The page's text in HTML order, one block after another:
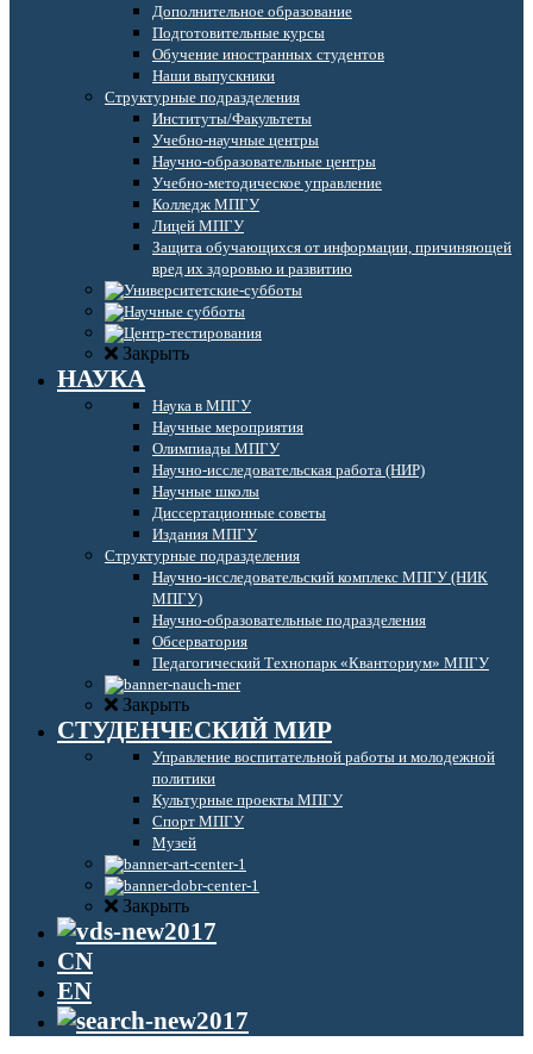
Дополнительное образование
Подготовительные курсы
Обучение иностранных студентов
Наши выпускники
Структурные подразделения
Институты/Факультеты
Учебно-научные центры
Научно-образовательные центры
Учебно-методическое управление
Колледж МПГУ
Лицей МПГУ
Защита обучающихся от информации, причиняющей
вред их здоровью и развитию
Закрыть
НАУКА
Наука в МПГУ
Научные мероприятия
Олимпиады МПГУ
Научно-исследовательская работа (НИР)
Научные школы
Диссертационные советы
Издания МПГУ
Структурные подразделения
Научно-исследовательский комплекс МПГУ (НИК
МПГУ)
Научно-образовательные подразделения
Обсерватория
Педагогический Технопарк «Кванториум» МПГУ
Закрыть
СТУДЕНЧЕСКИЙ МИР
Управление воспитательной работы и молодежной
политики
Культурные проекты МПГУ
Спорт МПГУ
Музей
Закрыть
CN
EN